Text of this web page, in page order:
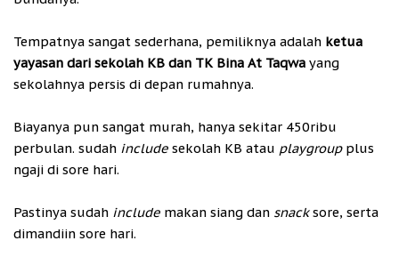
Tempatnya sangat sederhana, pemiliknya adalah ketua
yayasan dari sekolah KB dan TK Bina At Taqwa yang
sekolahnya persis di depan rumahnya.
Biayanya pun sangat murah, hanya sekitar 450ribu
perbulan. sudah include sekolah KB atau playgroup plus
ngaji di sore hari.
Pastinya sudah include makan siang dan snacksore, serta
dimandiin sore hari.